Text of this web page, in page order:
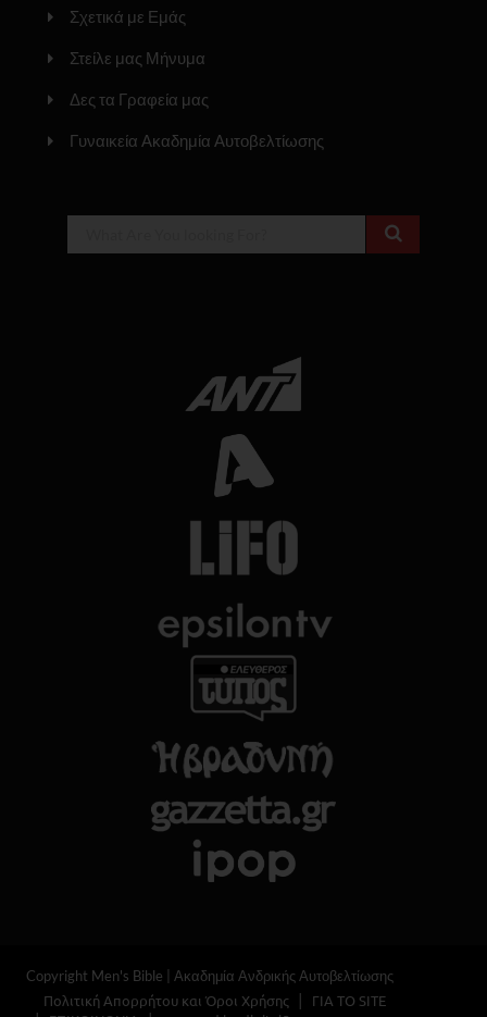
Σχετικά με Εμάς
Στείλε μας Μήνυμα
Δες τα Γραφεία μας
Γυναικεία Ακαδημία Αυτοβελτίωσης
Copyright Men's Bible | Ακαδημία Ανδρικής Αυτοβελτίωσης
Πολιτική Απορρήτου και Όροι Χρήσης
ΓΙΑ ΤΟ SITE